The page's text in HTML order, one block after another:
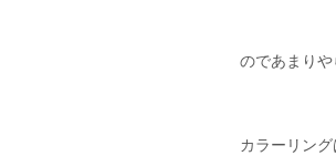
のであまりや
カラーリン